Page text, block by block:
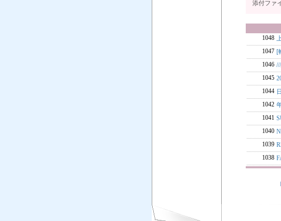
添付ファ
1048
1047 [
1046
1045
1044
1042
1041
1040
1039
1038